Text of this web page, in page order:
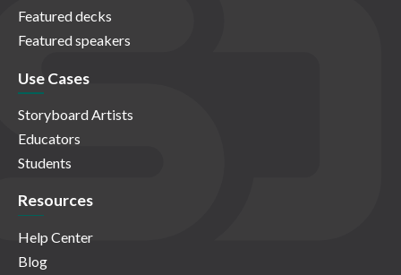
Featured decks
Featured speakers
Use Cases
Storyboard Artists
Educators
Students
Resources
Help Center
Blog